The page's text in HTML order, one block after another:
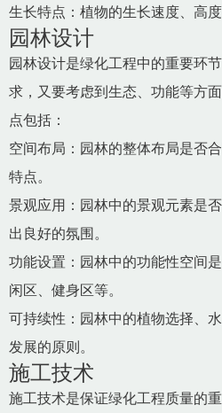
生长特点：植物的生长速度、高
园林设计
园林设计是绿化工程中的重要环
求，又要考虑到生态、功能等方
点包括：
空间布局：园林的整体布局是否
特点。
景观应用：园林中的景观元素是
出良好的氛围。
功能设置：园林中的功能性空间
闲区、健身区等。
可持续性：园林中的植物选择、
发展的原则。
施工技术
施工技术是保证绿化工程质量的